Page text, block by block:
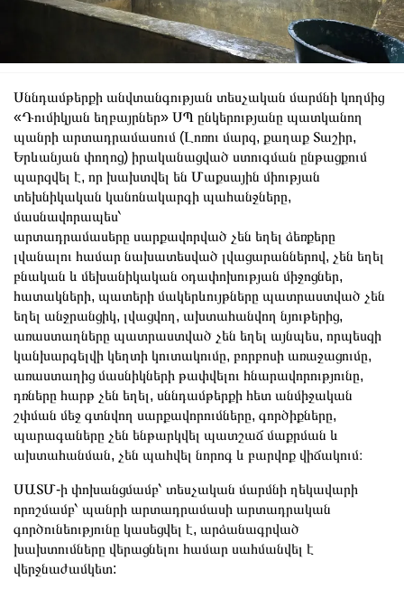
Սննդամթերքի անվտանգության տեսչական մարմնի կողմից
«Դումիկյան եղբայրներ» ՍՊ ընկերությանը պատկանող
պանրի արտադրամասում (Լոռու մարզ, քաղաք Տաշիր,
Երևանյան փողոց) իրականացված ստուգման ընթացքում
պարզվել է, որ խախտվել են Մաքսային միության
տեխնիկական կանոնակարգի պահանջները,
մասնավորապես՝
արտադրամասերը սարքավորված չեն եղել ձեռքերը
լվանալու համար նախատեսված լվացարաններով, չեն եղել
բնական և մեխանիկական օդափոխության միջոցներ,
հատակների, պատերի մակերևույթները պատրաստված չեն
եղել անջրանցիկ, լվացվող, ախտահանվող նյութերից,
առաստաղները պատրաստված չեն եղել այնպես, որպեսզի
կանխարգելվի կեղտի կուտակումը, բորբոսի առաջացումը,
առաստաղից մասնիկների թափվելու հնարավորությունը,
դռները հարթ չեն եղել, սննդամթերքի հետ անմիջական
շփման մեջ գտնվող սարքավորումները, գործիքները,
պարագաները չեն ենթարկվել պատշաճ մաքրման և
ախտահանման, չեն պահվել նորոգ և բարվոք վիճակում։
ՍԱՏՄ-ի փոխանցմամբ՝ տեսչական մարմնի ղեկավարի
որոշմամբ՝ պանրի արտադրամասի արտադրական
գործունեությունը կասեցվել է, արձանագրված
խախտումները վերացնելու համար սահմանվել է
վերջնաժամկետ: